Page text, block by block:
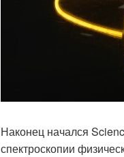
Наконец начался
спектроскопии